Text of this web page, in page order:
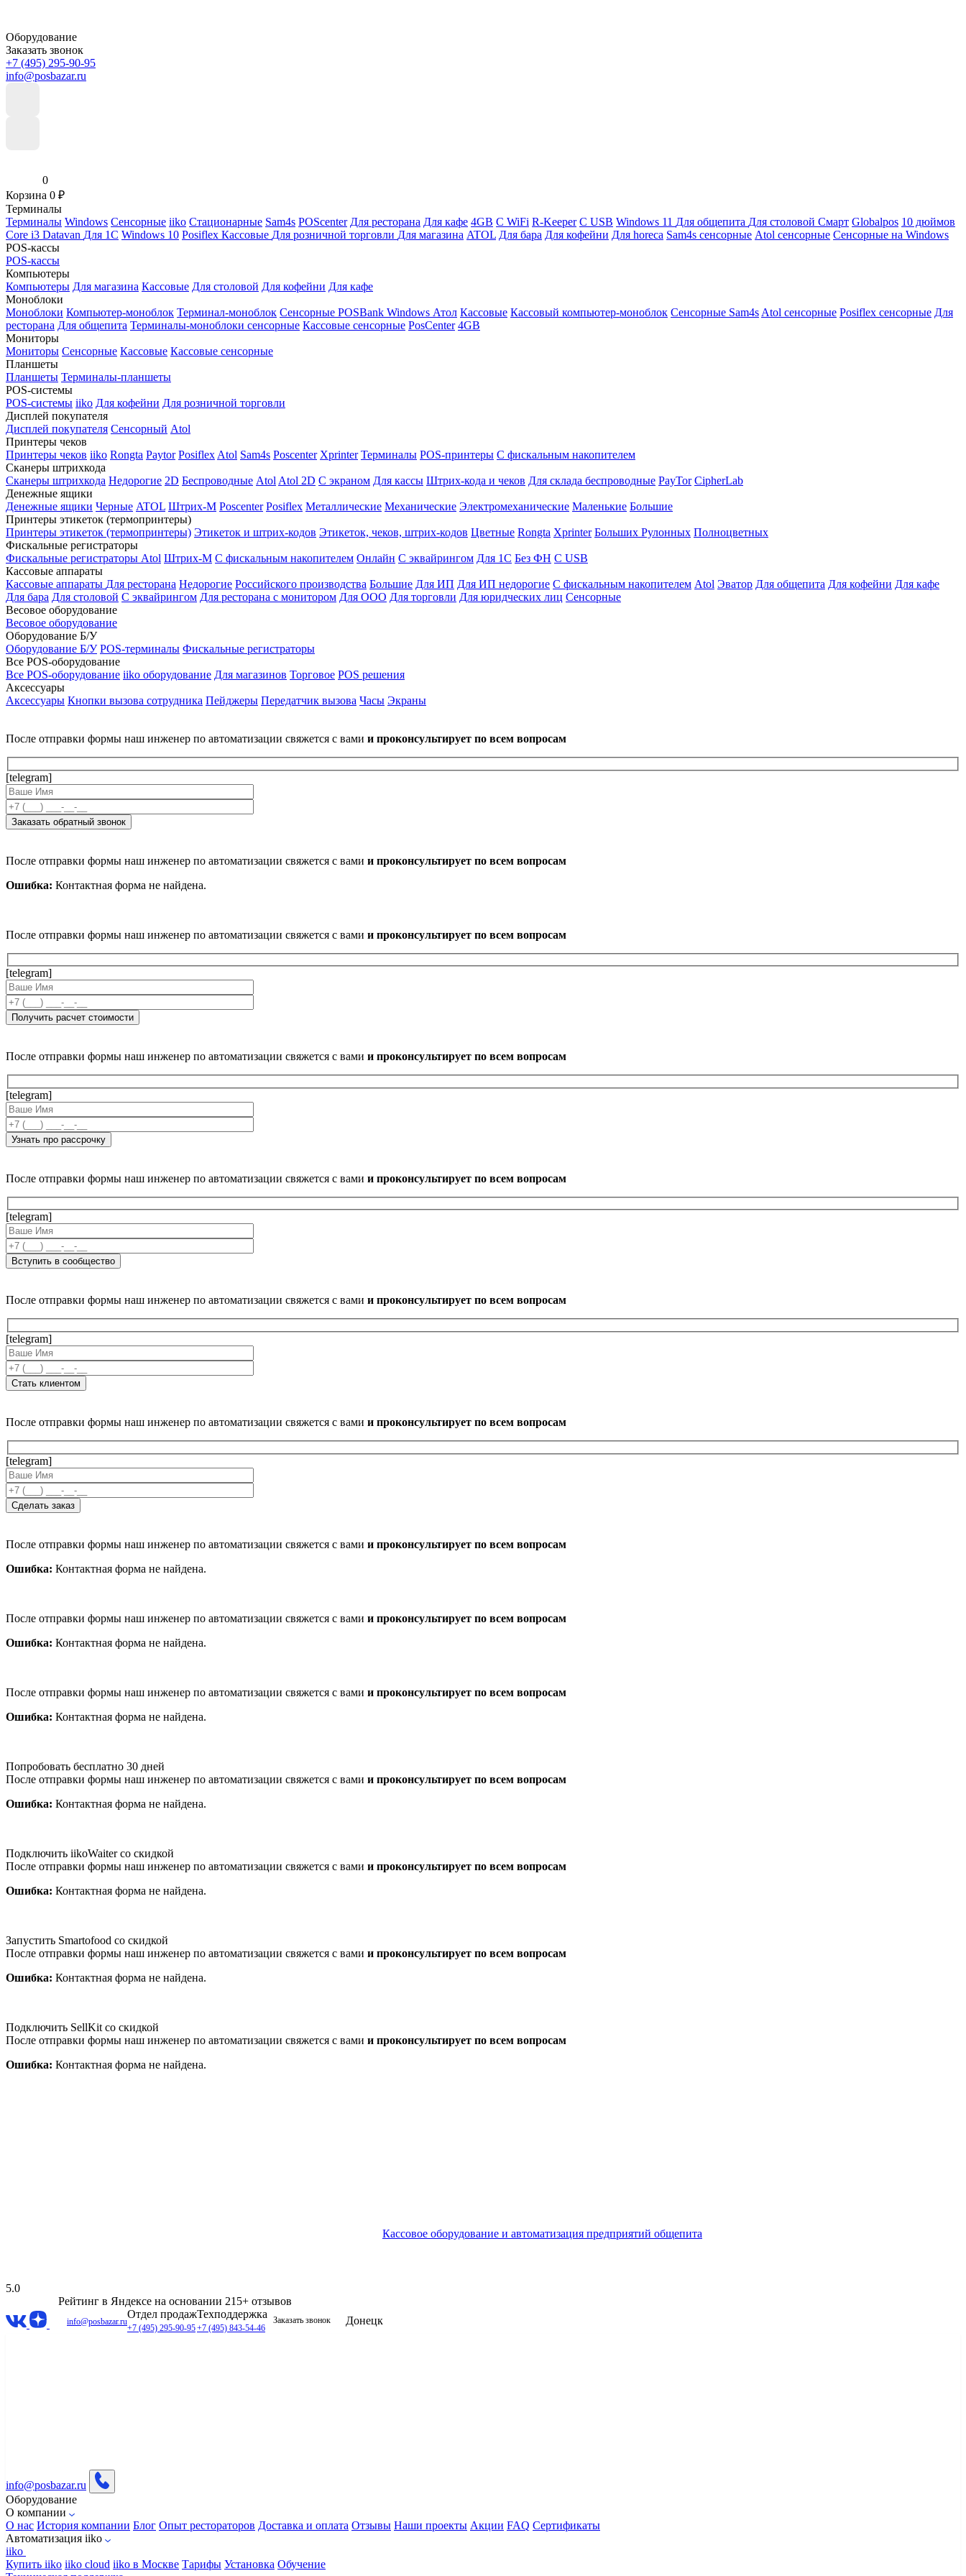
Оборудование
Заказать звонок
+7 (495) 295-90-95
info@posbazar.ru
0
Корзина 0 ₽
Терминалы
Терминалы Windows Сенсорные iiko Стационарные Sam4s POScenter Для ресторана Для кафе 4GB С WiFi R-Keeper С USB Windows 11 Для общепита Для столовой Смарт Globalpos 10 дюймов
Core i3 Datavan Для 1С Windows 10 Posiflex Кассовые Для розничной торговли Для магазина ATOL Для бара Для кофейни Для horeca Sam4s сенсорные Atol сенсорные Сенсорные на Windows
POS-кассы
POS-кассы
Компьютеры
Компьютеры Для магазина Кассовые Для столовой Для кофейни Для кафе
Моноблоки
Моноблоки Компьютер-моноблок Терминал-моноблок Сенсорные POSBank Windows Атол Кассовые Кассовый компьютер-моноблок Сенсорные Sam4s Atol сенсорные Posiflex сенсорные Для
ресторана Для общепита Терминалы-моноблоки сенсорные Кассовые сенсорные PosCenter 4GB
Мониторы
Мониторы Сенсорные Кассовые Кассовые сенсорные
Планшеты
Планшеты Терминалы-планшеты
POS-системы
POS-системы iiko Для кофейни Для розничной торговли
Дисплей покупателя
Дисплей покупателя Сенсорный Atol
Принтеры чеков
Принтеры чеков iiko Rongta Paytor Posiflex Atol Sam4s Poscenter Xprinter Терминалы POS-принтеры С фискальным накопителем
Сканеры штрихкода
Сканеры штрихкода Недорогие 2D Беспроводные Atol Atol 2D С экраном Для кассы Штрих-кода и чеков Для склада беспроводные PayTor CipherLab
Денежные ящики
Денежные ящики Черные ATOL Штрих-М Poscenter Posiflex Металлические Механические Электромеханические Маленькие Большие
Принтеры этикеток (термопринтеры)
Принтеры этикеток (термопринтеры) Этикеток и штрих-кодов Этикеток, чеков, штрих-кодов Цветные Rongta Xprinter Больших Рулонных Полноцветных
Фискальные регистраторы
Фискальные регистраторы Atol Штрих-М С фискальным накопителем Онлайн С эквайрингом Для 1С Без ФН С USB
Кассовые аппараты
Кассовые аппараты Для ресторана Недорогие Российского производства Большие Для ИП Для ИП недорогие С фискальным накопителем Atol Эватор Для общепита Для кофейни Для кафе
Для бара Для столовой С эквайрингом Для ресторана с монитором Для ООО Для торговли Для юридческих лиц Сенсорные
Весовое оборудование
Весовое оборудование
Оборудование Б/У
Оборудование Б/У POS-терминалы Фискальные регистраторы
Все POS-оборудование
Все POS-оборудование iiko оборудование Для магазинов Торговое POS решения
Аксессуары
Аксессуары Кнопки вызова сотрудника Пейджеры Передатчик вызова Часы Экраны
После отправки формы наш инженер по автоматизации свяжется с вами и проконсультирует по всем вопросам
[telegram]
После отправки формы наш инженер по автоматизации свяжется с вами и проконсультирует по всем вопросам
Ошибка: Контактная форма не найдена.
После отправки формы наш инженер по автоматизации свяжется с вами и проконсультирует по всем вопросам
[telegram]
После отправки формы наш инженер по автоматизации свяжется с вами и проконсультирует по всем вопросам
[telegram]
После отправки формы наш инженер по автоматизации свяжется с вами и проконсультирует по всем вопросам
[telegram]
После отправки формы наш инженер по автоматизации свяжется с вами и проконсультирует по всем вопросам
[telegram]
После отправки формы наш инженер по автоматизации свяжется с вами и проконсультирует по всем вопросам
[telegram]
После отправки формы наш инженер по автоматизации свяжется с вами и проконсультирует по всем вопросам
Ошибка: Контактная форма не найдена.
После отправки формы наш инженер по автоматизации свяжется с вами и проконсультирует по всем вопросам
Ошибка: Контактная форма не найдена.
После отправки формы наш инженер по автоматизации свяжется с вами и проконсультирует по всем вопросам
Ошибка: Контактная форма не найдена.
Попробовать бесплатно 30 дней
После отправки формы наш инженер по автоматизации свяжется с вами и проконсультирует по всем вопросам
Ошибка: Контактная форма не найдена.
Подключить iikoWaiter со скидкой
После отправки формы наш инженер по автоматизации свяжется с вами и проконсультирует по всем вопросам
Ошибка: Контактная форма не найдена.
Запустить Smartofood со скидкой
После отправки формы наш инженер по автоматизации свяжется с вами и проконсультирует по всем вопросам
Ошибка: Контактная форма не найдена.
Подключить SellKit со скидкой
После отправки формы наш инженер по автоматизации свяжется с вами и проконсультирует по всем вопросам
Ошибка: Контактная форма не найдена.
Кассовое оборудование и автоматизация предприятий общепита
5.0
Рейтинг в Яндексе на основании 215+ отзывов
info@posbazar.ru
Отдел продаж
+7 (495) 295-90-95
Техподдержка
+7 (495) 843-54-46
Заказать звонок Донецк
info@posbazar.ru
Оборудование
О компании
О нас История компании Блог Опыт рестораторов Доставка и оплата Отзывы Наши проекты Акции FAQ Сертификаты
Автоматизация iiko
iiko
Купить iiko iiko cloud iiko в Москве Тарифы Установка Обучение